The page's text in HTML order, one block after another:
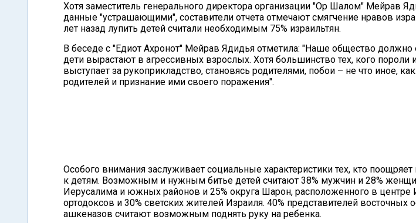
Хотя заместитель генерального директора организации "Ор Шалом" Мейрав
данные "устрашающими", составители отчета отмечают смягчение нравов
лет назад лупить детей считали необходимым 75% израильтян.
В беседе с "Едиот Ахронот" Мейрав Ядидья отметила: "Наше общество должно
дети вырастают в агрессивных взрослых. Хотя большинство тех, кого пороли
выступает за рукоприкладство, становясь родителями, побои – не что иное,
родителей и признание ими своего поражения".
Особого внимания заслуживает социальные характеристики тех, кто
к детям. Возможным и нужным битье детей считают 38% мужчин и 28%
Иерусалима и южных районов и 25% округа Шарон, расположенного в центре
ортодоксов и 30% светских жителей Израиля. 40% представителей восточных
ашкеназов считают возможным поднять руку на ребенка.